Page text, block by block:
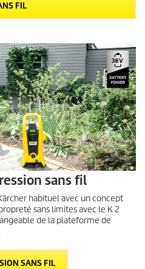
FIL
sans fil
habituel avec un concept
sans limites avec le K 2
de la plateforme de
SANS FIL